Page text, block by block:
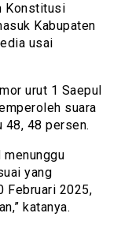
Konstitusi
Kabupaten
usai
urut 1 Saepul
suara
48, 48 persen.
yang
Februari 2025,
katanya.